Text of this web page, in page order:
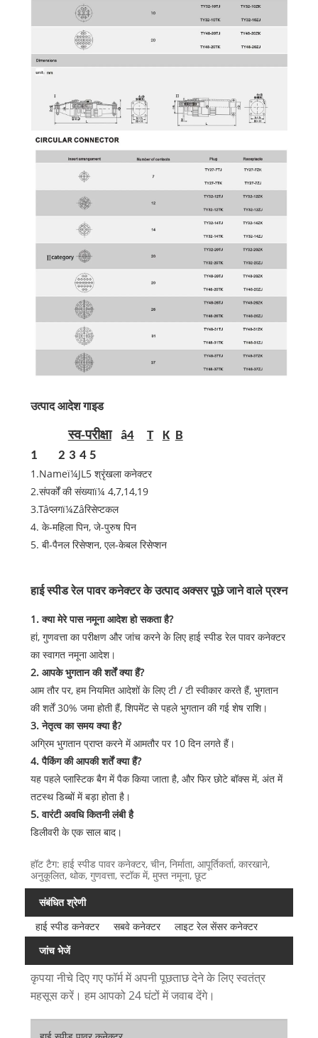
उत्पाद आदेश गाइड
स्व-परीक्षा â4 T K B
1
2 3 4 5
1.Nameï¼JL5 श्रृंखला कनेक्टर
2.संपर्कों की संख्याï¼ 4,7,14,19
3.Tâप्लगï¼Zâरिसेप्टकल
4. के-महिला पिन, जे-पुरुष पिन
5. बी-पैनल रिसेप्‍शन, एल-केबल रिसेप्‍शन
हाई स्पीड रेल पावर कनेक्टर के उत्पाद अक्सर पूछे जाने वाले प्रश्न
1. क्या मेरे पास नमूना आदेश हो सकता है?
हां, गुणवत्ता का परीक्षण और जांच करने के लिए हाई स्पीड रेल पावर कनेक्टर
का स्वागत नमूना आदेश।
2. आपके भुगतान की शर्तें क्या हैं?
आम तौर पर, हम नियमित आदेशों के लिए टी / टी स्वीकार करते हैं, भुगतान
की शर्तें 30% जमा होती हैं, शिपमेंट से पहले भुगतान की गई शेष राशि।
3. नेतृत्व का समय क्या है?
अग्रिम भुगतान प्राप्त करने में आमतौर पर 10 दिन लगते हैं।
4. पैकिंग की आपकी शर्तें क्या हैं?
यह पहले प्लास्टिक बैग में पैक किया जाता है, और फिर छोटे बॉक्स में, अंत में
तटस्थ डिब्बों में बड़ा होता है।
5. वारंटी अवधि कितनी लंबी है
डिलीवरी के एक साल बाद।
हॉट टैग: हाई स्पीड पावर कनेक्टर, चीन, निर्माता, आपूर्तिकर्ता, कारखाने,
अनुकूलित, थोक, गुणवत्ता, स्टॉक में, मुफ्त नमूना, छूट
संबंधित श्रेणी
हाई स्पीड कनेक्टर
सबवे कनेक्टर
लाइट रेल सेंसर कनेक्टर
जांच भेजें
कृपया नीचे दिए गए फॉर्म में अपनी पूछताछ देने के लिए स्वतंत्र
महसूस करें। हम आपको 24 घंटों में जवाब देंगे।